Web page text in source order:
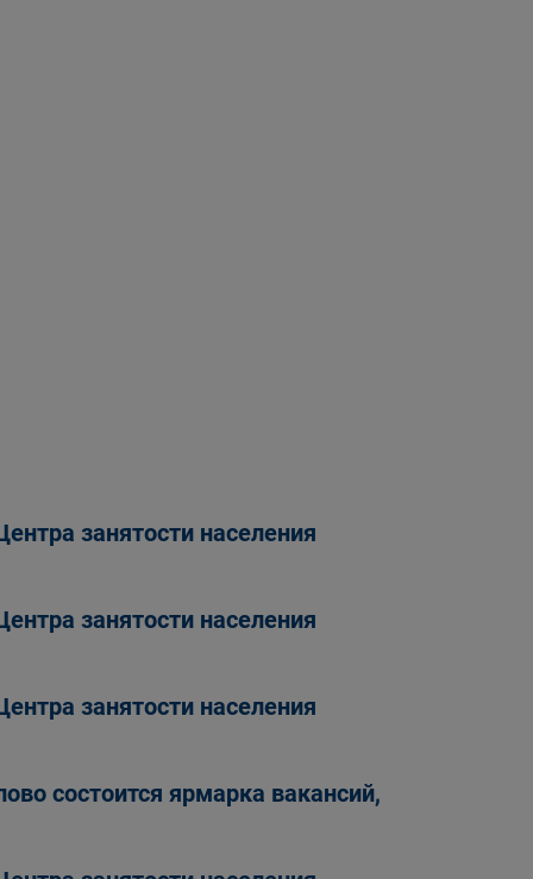
занятости населения
занятости населения
занятости населения
состоится ярмарка вакансий,